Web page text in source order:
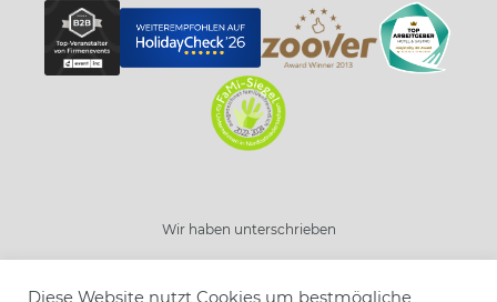
Resort wählen
Wir haben unterschrieben
Diese Website nutzt Cookies um bestmögliche